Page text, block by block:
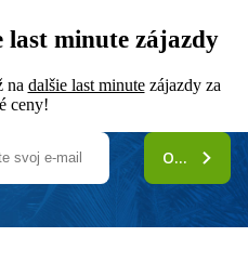
last minute zájazdy
na dalšie last minutezájazdy za
ceny!
ODOBERAŤ